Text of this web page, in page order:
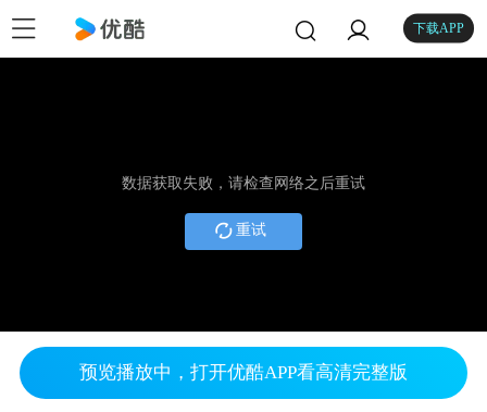
下载APP
数据获取失败，请检查网络之后重试
重试
预览播放中，打开优酷APP看高清完整版